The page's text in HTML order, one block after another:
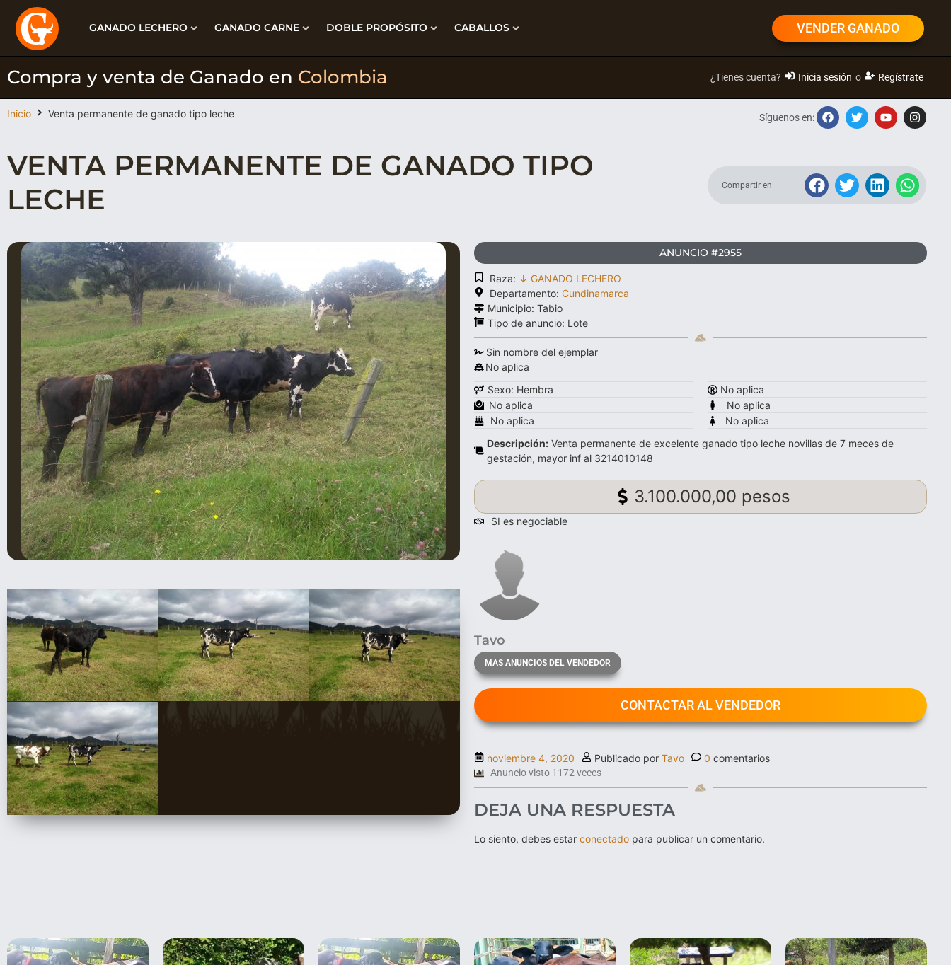
GANADO LECHERO GANADO CARNE DOBLE PROPÓSITO CABALLOS VENDER GANADO
Compra y venta de Ganado en Colombia ¿Tienes cuenta? Inicia sesión o Regístrate
Inicio Venta permanente de ganado tipo leche Síguenos en:
VENTA PERMANENTE DE GANADO TIPO
LECHE
Compartir en
ANUNCIO #2955
Raza: ↓ GANADO LECHERO
Departamento: Cundinamarca
Municipio: Tabio
Tipo de anuncio: Lote
Sin nombre del ejemplar
No aplica
Sexo: Hembra
No aplica
No aplica
No aplica
No aplica
No aplica
Descripción: Venta permanente de excelente ganado tipo leche novillas de 7 meces de
gestación, mayor inf al 3214010148
3.100.000,00 pesos
SI es negociable
Tavo
MAS ANUNCIOS DEL VENDEDOR
CONTACTAR AL VENDEDOR
noviembre 4, 2020 Publicado por Tavo 0 comentarios
Anuncio visto 1172 veces
DEJA UNA RESPUESTA
Lo siento, debes estar conectado para publicar un comentario.